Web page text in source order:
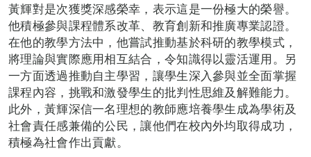
黃輝對是次獲獎深感榮幸，表示這是一份極大的榮譽。
他積極參與課程體系改革、教育創新和推廣專業認證。
在他的教學方法中，他嘗試推動基於科研的教學模式，
將理論與實際應用相互結合，令知識得以靈活運用。另
一方面透過推動自主學習，讓學生深入參與並全面掌握
課程內容，挑戰和激發學生的批判性思維及解難能力。
此外，黃輝深信一名理想的教師應培養學生成為學術及
社會責任感兼備的公民，讓他們在校內外均取得成功，
積極為社會作出貢獻。